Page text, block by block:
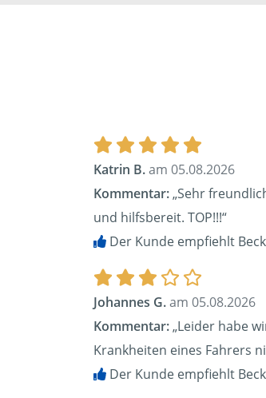
Katrin B.am 05.08.2026
Kommentar:„Sehr
und hilfsbereit. TOP!!!“
Der Kunde empfiehlt
Johannes G.am 05.08.2026
Kommentar:„Leider habe
Krankheiten eines Fahrers
Der Kunde empfiehlt